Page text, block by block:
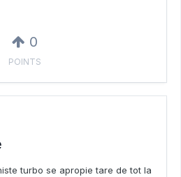
0
POINTS
turbo se apropie tare de tot la